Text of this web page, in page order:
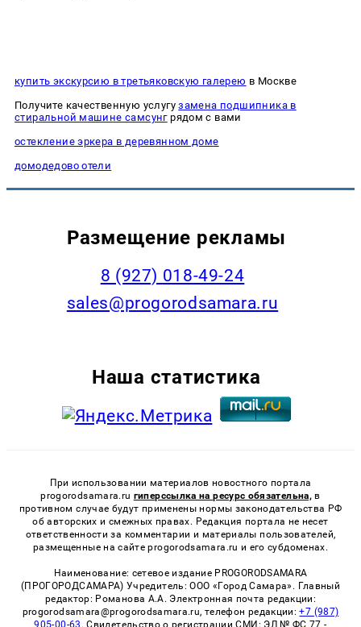
купить экскурсию в третьяковскую галерею в Москве
Получите качественную услугузамена подшипника в
стиральной машине самсунгрядом с вами
остекление эркера в деревянном доме
домодедово отели
Размещение рекламы
8 (927) 018-49-24
sales@progorodsamara.ru
Наша статистика
При использовании материалов новостного портала
progorodsamara.ru гиперссылка на ресурс обязательна, в
противном случае будут применены нормы законодательства РФ
об авторских и смежных правах. Редакция портала не несет
ответственности за комментарии и материалы пользователей,
размещенные на сайте progorodsamara.ru и его субдоменах.
Наименование: сетевое издание PROGORODSAMARA
(ПРОГОРОДСАМАРА) Учредитель: ООО «Город Самара». Главный
редактор: Романова А.А. Электронная почта редакции:
progorodsamara@progorodsamara.ru, телефон редакции:+7 (987)
905-00-63 . Свидетельство о регистрации СМИ: ЭЛ № ФС 77 -